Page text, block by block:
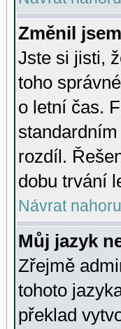
Změnil
Jste si jisti,
toho
o letní čas.
rozdíl.
dobu trvání
Návrat nahoru
Můj jazyk
Zřejmě
tohoto
překlad